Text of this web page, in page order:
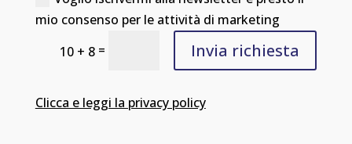
mio consenso per le attività di marketing
10 + 8 = Invia richiesta
Clicca e leggi la privacy policy